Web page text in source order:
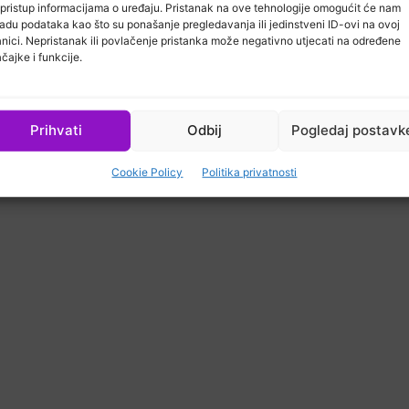
informacijama o uređaju. Pristanak na ove tehnologije omogućit će nam
podataka kao što su ponašanje pregledavanja ili jedinstveni ID-ovi na ovoj
Nepristanak ili povlačenje pristanka može negativno utjecati na određene
i funkcije.
Prihvati Odbij Pogledaj
Cookie Policy Politika privatnosti
proširuje doseg
ambalaže u SAD-u
ambalaža ulazi u sustav
naknade